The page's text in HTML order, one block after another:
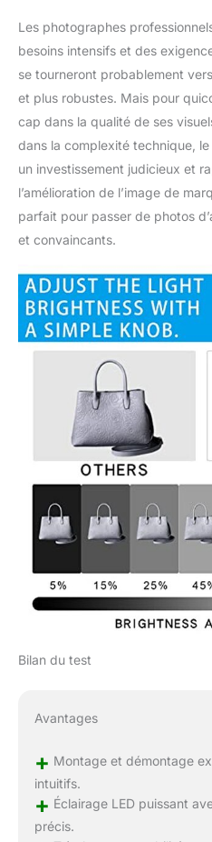
Les photographes
besoins intensifs et des
se tourneront probablement
et plus robustes. Mais pour
cap dans la qualité de ses
dans la complexité technique,
un investissement judicieux et
l’amélioration de l’image de
parfait pour passer de photos
et convaincants.
Bilan du test
Avantages
+ Montage et démontage
intuitifs.
+ Éclairage LED puissant
précis.